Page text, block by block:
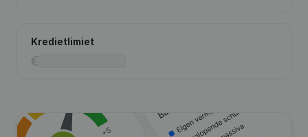
Kredietlimiet